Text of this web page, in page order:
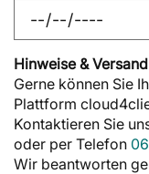
Hinweise & Versand
Gerne können Sie
Plattform
Kontaktieren Sie
oder per Telefon
Wir beantworten